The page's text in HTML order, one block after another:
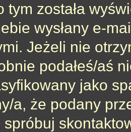
tym została
wysłany e-
Jeżeli nie
podałeś/aś
jako
a, że podany
spróbuj